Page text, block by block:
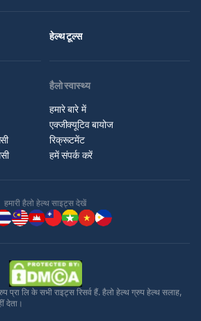
हेल्थ टूल्स
हैलो स्वास्थ्य
हमारे बारे में
एक्जीक्यूटिव बायोज
रिक्रूटमेंट
हमें संपर्क करें
हमारी हैलो हेल्थ साइट्स देखें
लि के सभी राइट्स रिसर्व हैं. हैलो हेल्थ ग्रुप हेल्थ सलाह,
देता।